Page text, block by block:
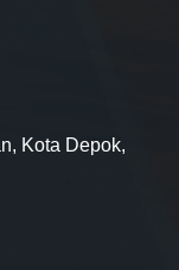
Kota Depok,